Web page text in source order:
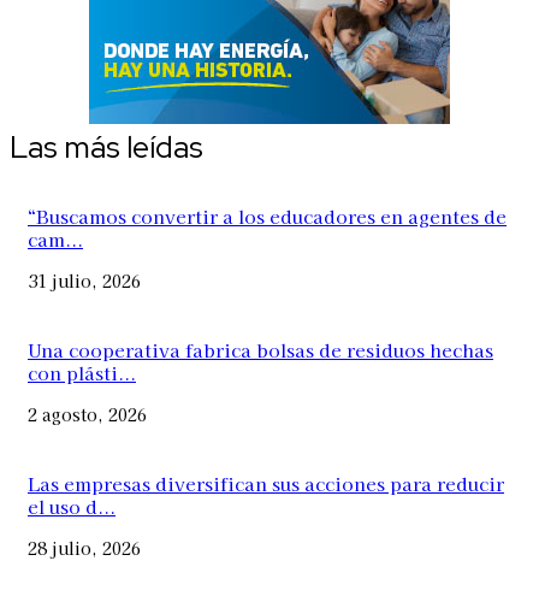
Las más leídas
“Buscamos convertir a los educadores en agentes de
cam...
31 julio, 2026
Una cooperativa fabrica bolsas de residuos hechas
con plásti...
2 agosto, 2026
Las empresas diversifican sus acciones para reducir
el uso d...
28 julio, 2026